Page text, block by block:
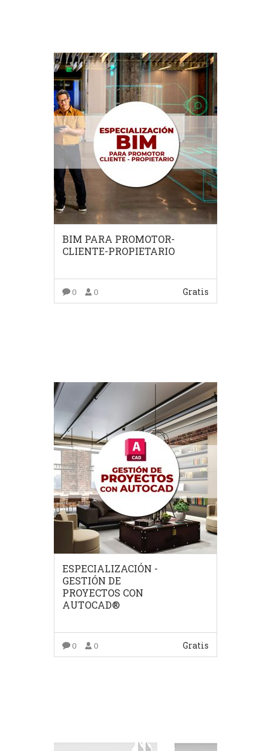
BIM PARA PROMOTOR-
CLIENTE-PROPIETARIO
0 0 Gratis
ESPECIALIZACIÓN -
GESTIÓN DE
PROYECTOS CON
AUTOCAD®
0 0 Gratis